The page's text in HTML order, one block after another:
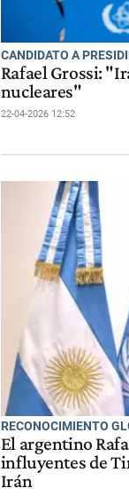
CANDIDATO A
Rafael Grossi:
nucleares"
22-04-2026 12:52
RECONOCIMIENTO
El argentino
influyentes de
Irán